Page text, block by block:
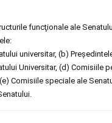
funcţionale ale
universitar, (b)
Universitar, (d) Comisiile
Comisiile speciale ale